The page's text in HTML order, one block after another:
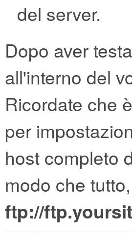
del server.
Dopo aver
all'interno del
Ricordate che
per
host completo
modo che
ftp://